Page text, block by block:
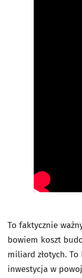
To faktycznie
bowiem koszt
miliard złotych.
inwestycja w